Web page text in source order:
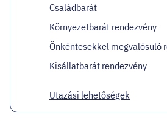
Családbarát
Környezetbarát rendezvény
Önkéntesekkel megvalósuló
Kisállatbarát rendezvény
Utazási lehetőségek